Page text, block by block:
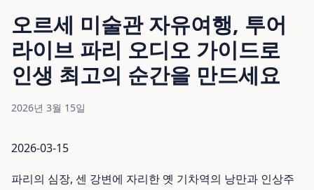
오르세 미술관 자유여행, 투어
라이브 파리 오디오 가이드로
인생 최고의 순간을 만드세요
2026년 3월 15일
2026-03-15
파리의 심장, 센 강변에 자리한 옛 기차역의 낭만과 인상주